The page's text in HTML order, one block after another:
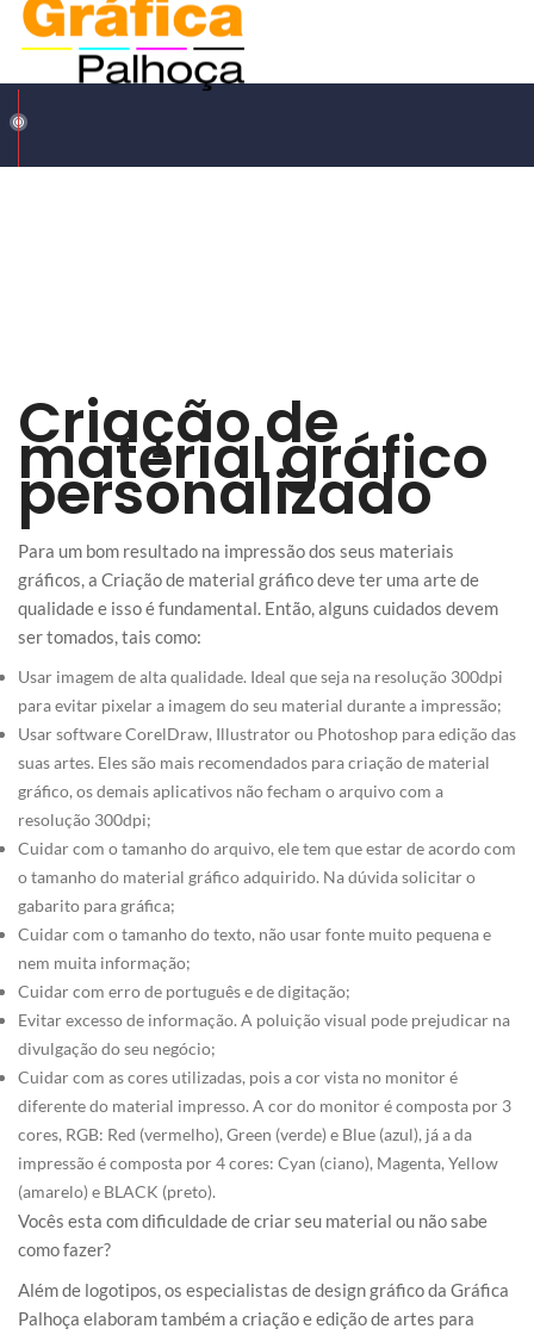
Criação de
material gráfico
personalizado
Para um bom resultado na impressão dos seus materiais
gráficos, a Criação de material gráfico deve ter uma arte de
qualidade e isso é fundamental. Então, alguns cuidados devem
ser tomados, tais como:
Usar imagem de alta qualidade. Ideal que seja na resolução 300dpi
para evitar pixelar a imagem do seu material durante a impressão;
Usar software CorelDraw, Illustrator ou Photoshop para edição das
suas artes. Eles são mais recomendados para criação de material
gráfico, os demais aplicativos não fecham o arquivo com a
resolução 300dpi;
Cuidar com o tamanho do arquivo, ele tem que estar de acordo com
o tamanho do material gráfico adquirido. Na dúvida solicitar o
gabarito para gráfica;
Cuidar com o tamanho do texto, não usar fonte muito pequena e
nem muita informação;
Cuidar com erro de português e de digitação;
Evitar excesso de informação. A poluição visual pode prejudicar na
divulgação do seu negócio;
Cuidar com as cores utilizadas, pois a cor vista no monitor é
diferente do material impresso. A cor do monitor é composta por 3
cores, RGB: Red (vermelho), Green (verde) e Blue (azul), já a da
impressão é composta por 4 cores: Cyan (ciano), Magenta, Yellow
(amarelo) e BLACK (preto).
Vocês esta com dificuldade de criar seu material ou não sabe
como fazer?
Além de logotipos, os especialistas de design gráfico da Gráfica
Palhoça elaboram também a criação e edição de artes para